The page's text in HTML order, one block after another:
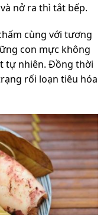
nở ra thì tắt bếp.
cùng với tương
con mực không
tự nhiên. Đồng thời
rối loạn tiêu hóa